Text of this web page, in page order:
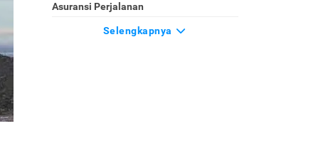
Asuransi Perjalanan
Selengkapnya